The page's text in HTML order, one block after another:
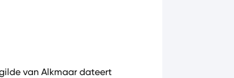
van Alkmaar dateert